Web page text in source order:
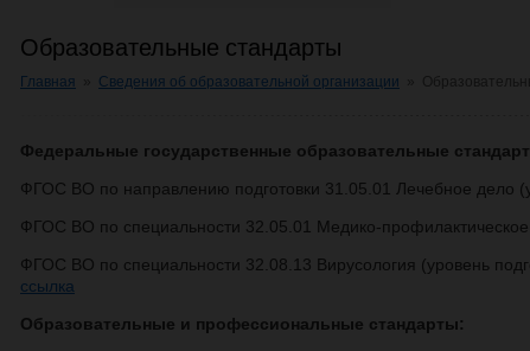
Образовательные стандарты
Главная Сведения об образовательной организации
Федеральные государственные образовательные
ФГОС ВО по направлению подготовки 31.05.01 Лечебное дело
ФГОС ВО по специальности 32.05.01 Медико-профилактическое
ФГОС ВО по специальности 32.08.13 Вирусология (уровень
ссылка
Образовательные и профессиональные стандарты: